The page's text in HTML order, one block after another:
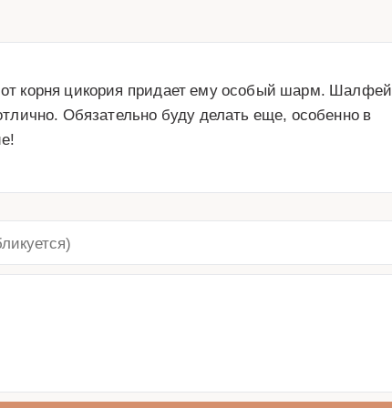
корня цикория придает ему особый шарм. Шалфей
Обязательно буду делать еще, особенно в